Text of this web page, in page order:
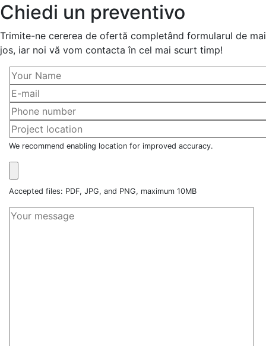
Chiedi un preventivo
Trimite-ne cererea de ofertă completând formularul de mai
jos, iar noi vă vom contacta în cel mai scurt timp!
We recommend enabling location for improved accuracy.
Accepted files: PDF, JPG, and PNG, maximum 10MB